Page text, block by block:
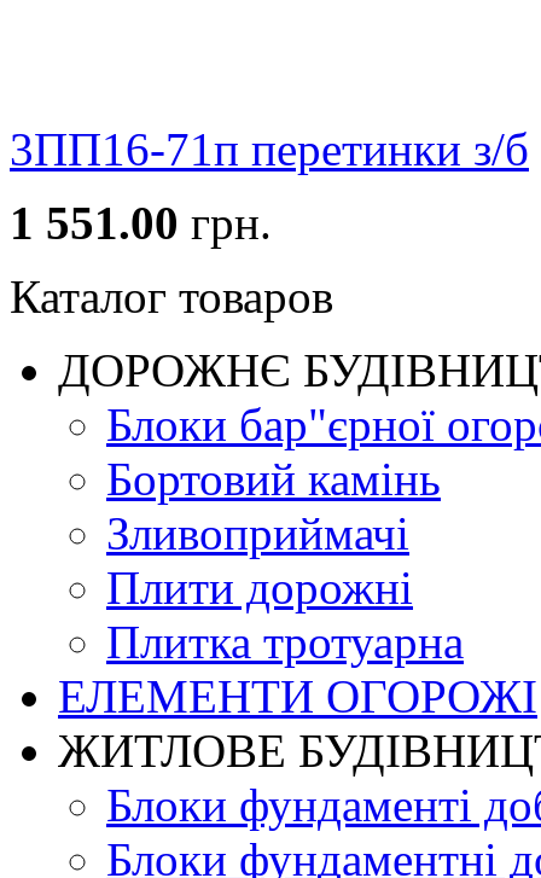
3ПП16-71п перетинки з/б
1 551.00 грн.
Каталог товаров
ДОРОЖНЄ
Блоки бар"єрної
Бортовий камінь
Зливоприймачі
Плити дорожні
Плитка тротуарна
ЕЛЕМЕНТИ ОГОРОЖІ
ЖИТЛОВЕ
Блоки фундаменті
Блоки фундаментні